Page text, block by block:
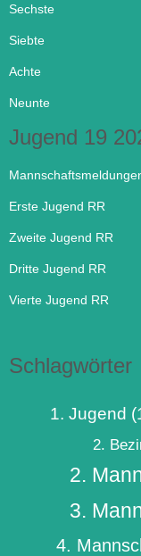
Sechste
Siebte
Achte
Neunte
Jugend 19
Erste Jugend RR
Zweite Jugend RR
Dritte Jugend RR
Vierte Jugend RR
Schlagwörter
1. Jugend
2.
2.
3.
4.